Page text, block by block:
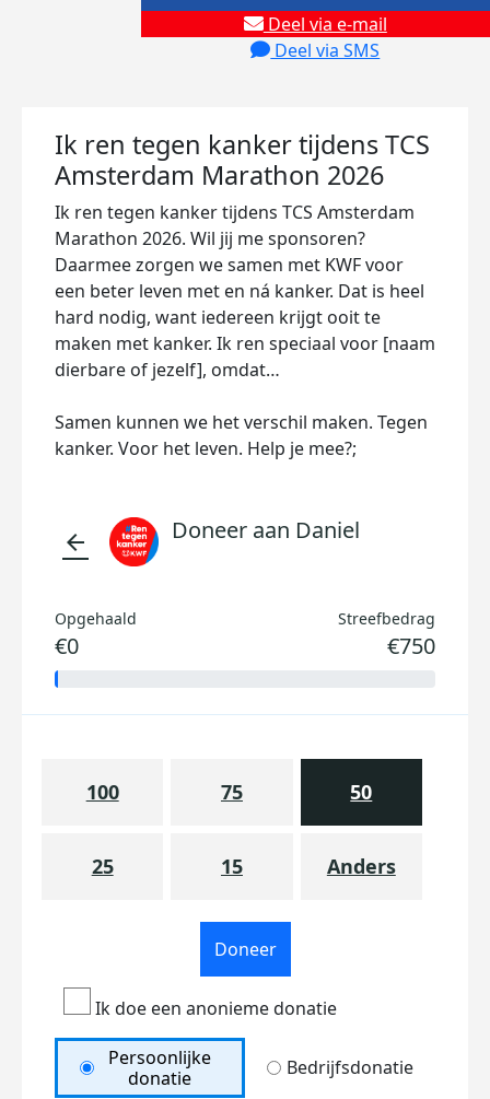
Deel via e-mail
Deel via SMS
Ik ren tegen kanker tijdens TCS
Amsterdam Marathon 2026
Ik ren tegen kanker tijdens TCS Amsterdam
Marathon 2026. Wil jij me sponsoren?
Daarmee zorgen we samen met KWF voor
een beter leven met en ná kanker. Dat is heel
hard nodig, want iedereen krijgt ooit te
maken met kanker. Ik ren speciaal voor [naam
dierbare of jezelf], omdat…
Samen kunnen we het verschil maken. Tegen
kanker. Voor het leven. Help je mee?;
arrow_back Doneer aan Daniel
Opgehaald
€0
Streefbedrag
€750
100 75 50
25 15 Anders
Doneer
Ik doe een anonieme donatie
Persoonlijke
donatie
Bedrijfsdonatie